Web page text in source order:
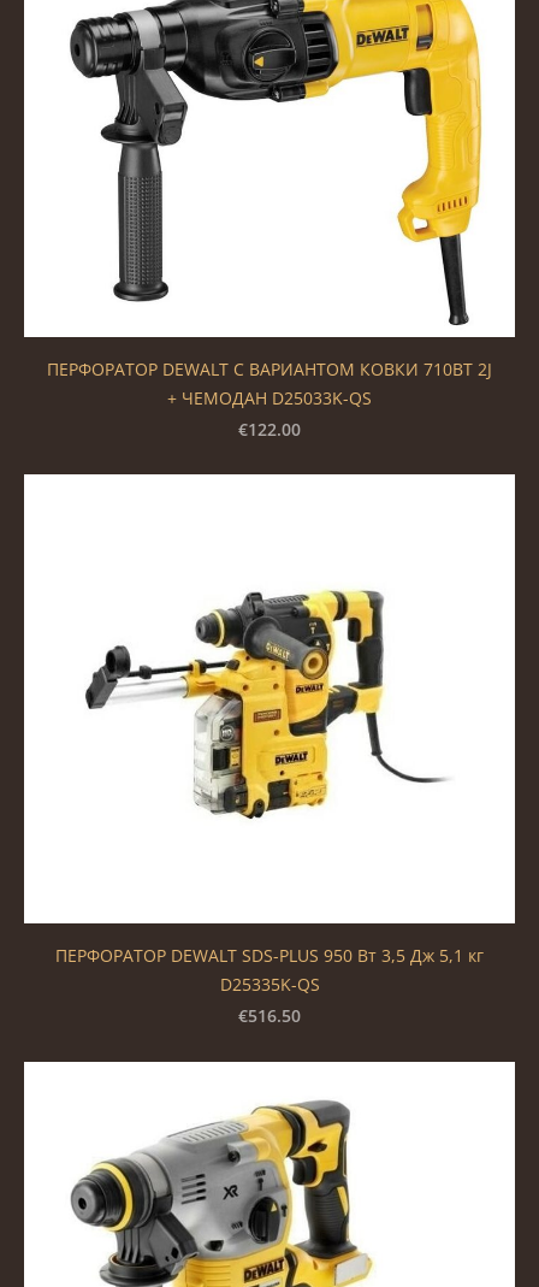
ПЕРФОРАТОР DEWALT С ВАРИАНТОМ КОВКИ 710ВТ 2J
+ ЧЕМОДАН D25033K-QS
€122.00
ПЕРФОРАТОР DEWALT SDS-PLUS 950 Вт 3,5 Дж 5,1 кг
D25335K-QS
€516.50